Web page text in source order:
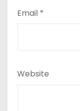
Email *
Website